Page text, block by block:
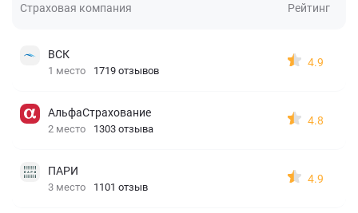
Страховая компания Рейтинг
ВСК
1 место 1719 отзывов
4.9
АльфаСтрахование
2 место 1303 отзыва
4.8
ПАРИ
3 место 1101 отзыв
4.9